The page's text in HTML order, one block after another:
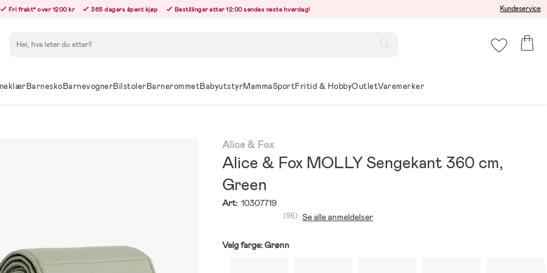
Fri frakt* over 1200 kr 365 dagers åpent kjøp Bestillinger etter 12:00 sendes neste hverdag! Kundeservice
BarneskoBarnevognerBilstolerBarnerommetBabyutstyrMammaSportFritid & HobbyOutletVaremerker
Alice & Fox
Alice & Fox MOLLY Sengekant 360 cm,
Green
Art: 10307719
(96) Se alle anmeldelser
Velg farge:Grønn